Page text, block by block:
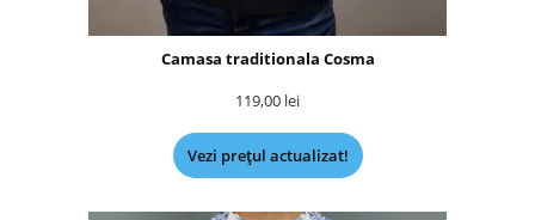
Camasa traditionala Cosma
119,00 lei
Vezi prețul actualizat!